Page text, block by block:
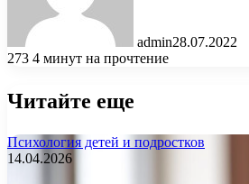
admin28.07.2022
273 4 минут на прочтение
Читайте еще
Психология детей и подростков
14.04.2026